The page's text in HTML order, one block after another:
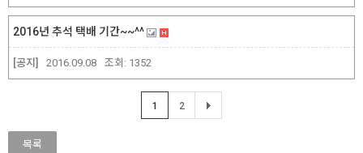
[공지]
2016년 추석 택배 기간~~^^
2016.09.08 조회: 1352
1 2
목록